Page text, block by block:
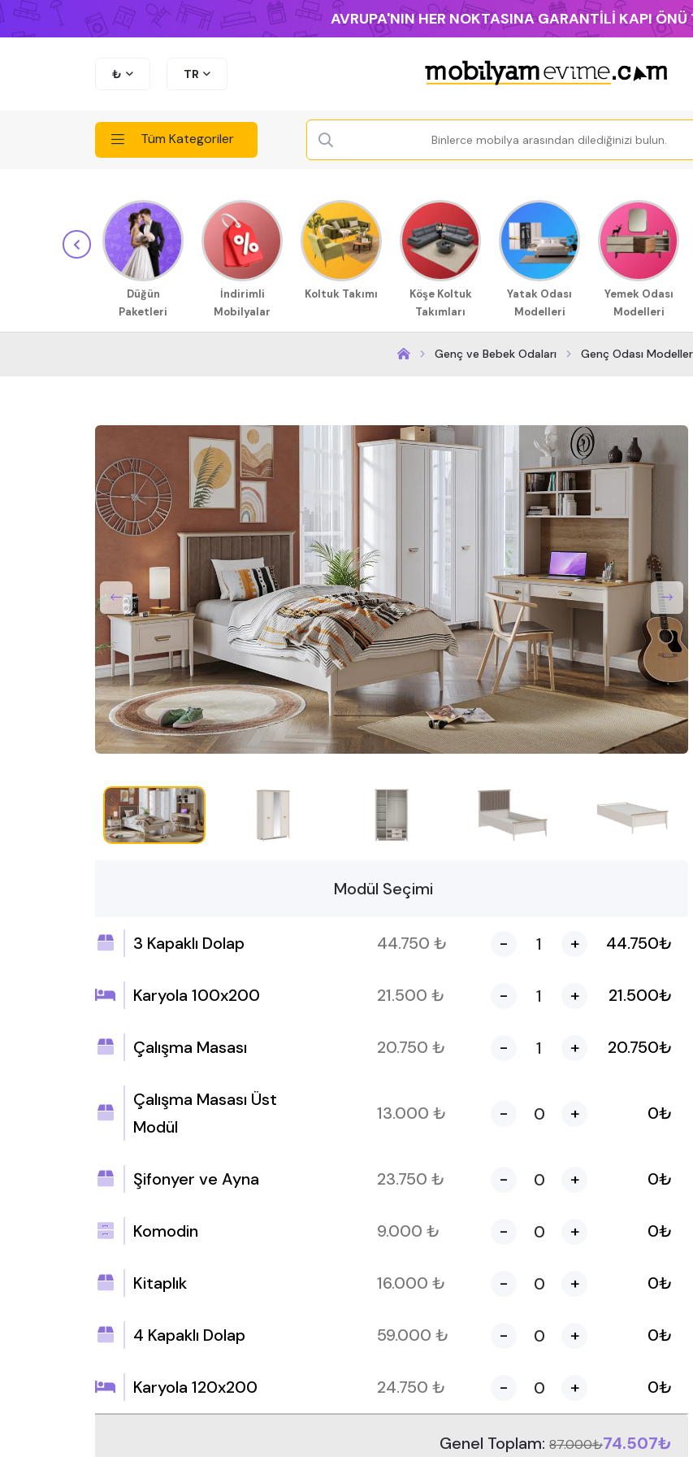
AVRUPA'NIN HER NOKTASINA GARANTİLİ KAPI ÖNÜ
₺ TR
Tüm Kategoriler
Düğün
Paketleri
İndirimli
Mobilyalar
Koltuk Takımı
Köşe Koltuk
Takımları
Yatak Odası
Modelleri
Yemek Odası
Modelleri
Genç ve Bebek Odaları Genç Odası
Modül Seçimi
3 Kapaklı Dolap 44.750 ₺ - + 44.750₺
Karyola 100x200 21.500 ₺ - + 21.500₺
Çalışma Masası 20.750 ₺ - + 20.750₺
Çalışma Masası Üst
Modül
13.000 ₺ - + 0₺
Şifonyer ve Ayna 23.750 ₺ - + 0₺
Komodin 9.000 ₺ - + 0₺
Kitaplık 16.000 ₺ - + 0₺
4 Kapaklı Dolap 59.000 ₺ - + 0₺
Karyola 120x200 24.750 ₺ - + 0₺
Genel Toplam: 87.000₺74.507₺